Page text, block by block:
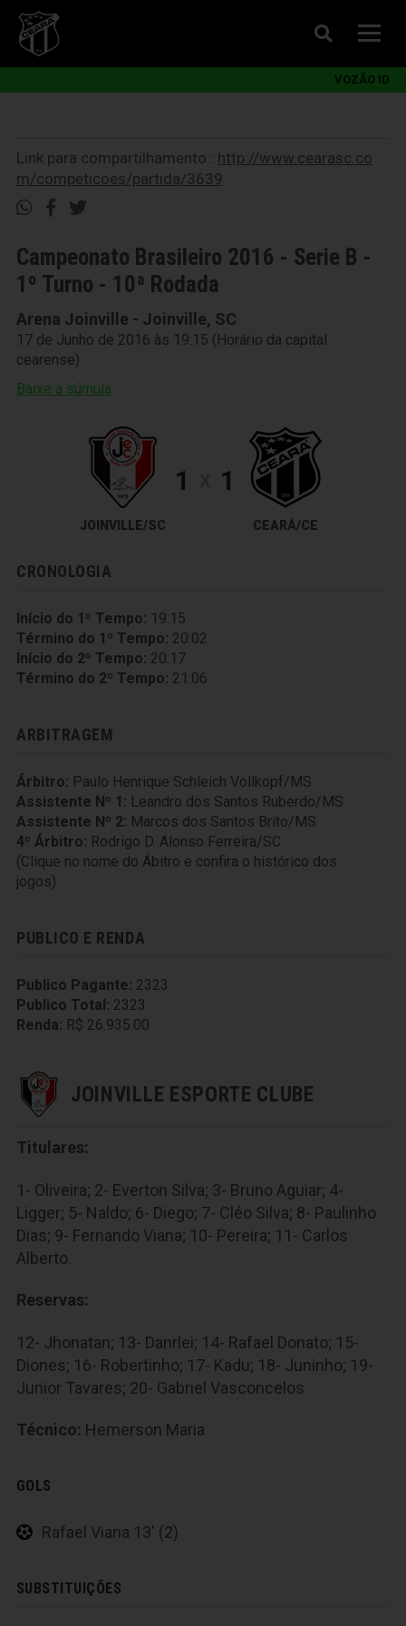
VOZÃO ID
Link para compartilhamento:: http://www.cearasc.co
m/competicoes/partida/3639
Campeonato Brasileiro 2016 - Serie B -
1º Turno - 10ª Rodada
Arena Joinville - Joinville, SC
17 de Junho de 2016 às 19:15 (Horário da capital
cearense)
Baixe a súmula
JOINVILLE/SC
1 1
CEARÁ/CE
CRONOLOGIA
Início do 1º Tempo: 19:15
Término do 1º Tempo: 20:02
Início do 2º Tempo: 20:17
Término do 2º Tempo: 21:06
ARBITRAGEM
Árbitro: Paulo Henrique Schleich Vollkopf/MS
Assistente Nº 1: Leandro dos Santos Ruberdo/MS
Assistente Nº 2: Marcos dos Santos Brito/MS
4º Árbitro: Rodrigo D. Alonso Ferreira/SC
(Clique no nome do Ábitro e confira o histórico dos
jogos)
PUBLICO E RENDA
Publico Pagante: 2323
Publico Total: 2323
Renda: R$ 26.935.00
JOINVILLE ESPORTE CLUBE
Titulares:
1- Oliveira; 2- Everton Silva; 3- Bruno Aguiar; 4-
Ligger; 5- Naldo; 6- Diego; 7- Cléo Silva; 8- Paulinho
Dias; 9- Fernando Viana; 10- Pereira; 11- Carlos
Alberto.
Reservas:
12- Jhonatan; 13- Danrlei; 14- Rafael Donato; 15-
Diones; 16- Robertinho; 17- Kadu; 18- Juninho; 19-
Junior Tavares; 20- Gabriel Vasconcelos
Técnico: Hemerson Maria
GOLS
Rafael Viana 13' (2)
SUBSTITUIÇÕES